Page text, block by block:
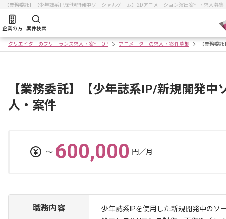
【業務委託】【少年誌系IP/新規開発中ソーシャルゲーム】2Dアニメーション演出案件・求人募
企業の方 案件検索
クリエイターのフリーランス求人・案件TOP アニメーターの求人・案件募集 【業務委
【業務委託】【少年誌系IP/新規開発
人・案件
〜 600,000 円／月
職務内容
少年誌系IPを使用した新規開発中のソ